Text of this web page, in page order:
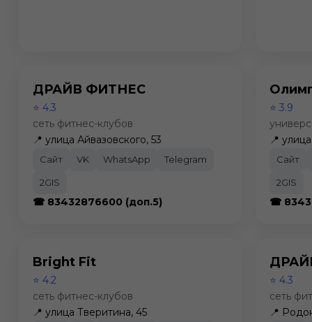
ДРАЙВ ФИТНЕС
⭐ 4.3
сеть фитнес-клубов
📍 улица Айвазовского, 53
Сайт VK WhatsApp Telegram
2GIS
☎ 83432876600 (доп.5)
⭐ 3.9
📍
Сайт
2GIS
☎
Bright Fit
⭐ 4.2
сеть фитнес-клубов
📍 улица Тверитина, 45
⭐ 4.3
сеть
📍